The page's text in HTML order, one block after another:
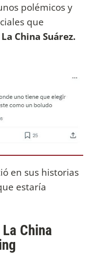
polémicos y
que
La China Suárez.
en sus historias
estaría
China